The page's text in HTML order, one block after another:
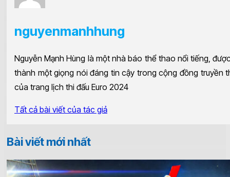
nguyenmanhhung
Nguyễn Mạnh Hùng là một nhà báo thể thao nổi tiếng,
thành một giọng nói đáng tin cậy trong cộng đồng truyền
của trang lịch thi đấu Euro 2024
Tất cả bài viết của tác giả
Bài viết mới nhất